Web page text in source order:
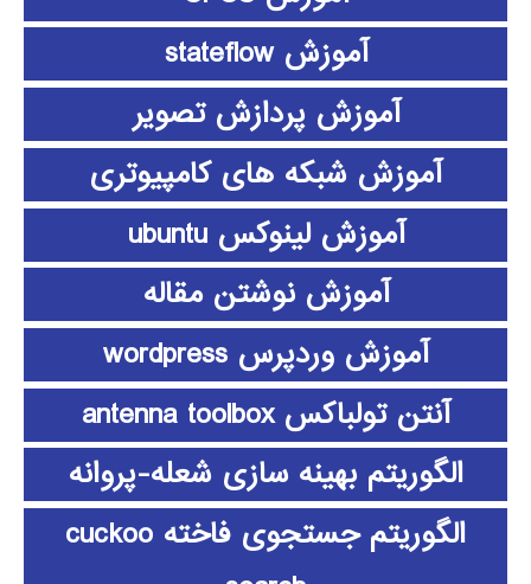
آموزش stateflow
آموزش پردازش تصویر
آموزش شبکه های کامپیوتری
آموزش لینوکس ubuntu
آموزش نوشتن مقاله
آموزش وردپرس wordpress
آنتن تولباکس antenna toolbox
الگوریتم بهینه سازی شعله-پروانه
الگوریتم جستجوی فاخته cuckoo